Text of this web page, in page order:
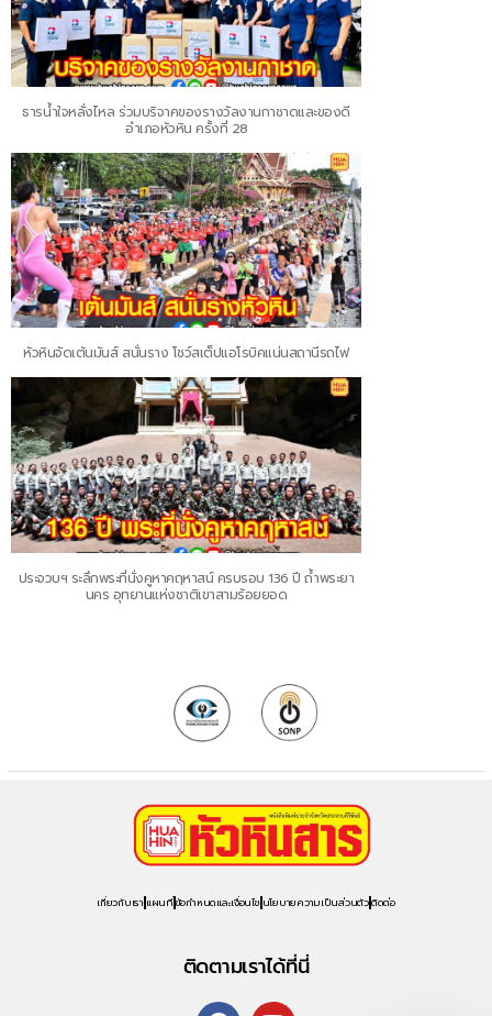
ธารน้ำใจหลั่งไหล ร่วมบริจาคของรางวัลงานกาชาดและของดี
อำเภอหัวหิน ครั้งที่ 28
หัวหินจัดเต้นมันส์ สนั่นราง โชว์สเต็ปแอโรบิคแน่นสถานีรถไฟ
ประจวบฯ ระลึกพระที่นั่งคูหาคฤหาสน์ ครบรอบ 136 ปี ถ้ำพระยา
นคร อุทยานแห่งชาติเขาสามร้อยยอด
เกี่ยวกับเรา แผนที่ข้อกำหนดและเงื่อนไข นโยบายความเป็นส่วนตัวติดต่อ
ติดตามเราได้ที่นี่